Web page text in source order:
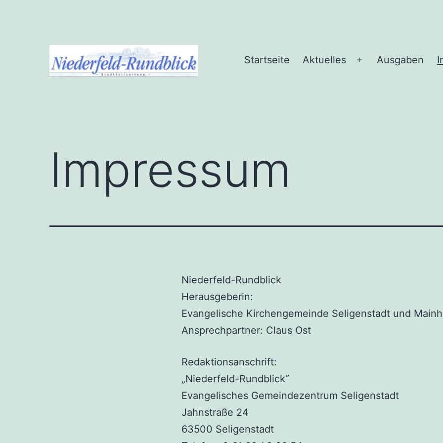
Startseite Aktuelles
MenüAusgaben
Impressum
Niederfeld-Rundblick
Herausgeberin:
Evangelische Kirchengemeinde Seligenstadt und
Ansprechpartner: Claus Ost
Redaktionsanschrift:
„Niederfeld-Rundblick“
Evangelisches Gemeindezentrum Seligenstadt
Jahnstraße 24
63500 Seligenstadt